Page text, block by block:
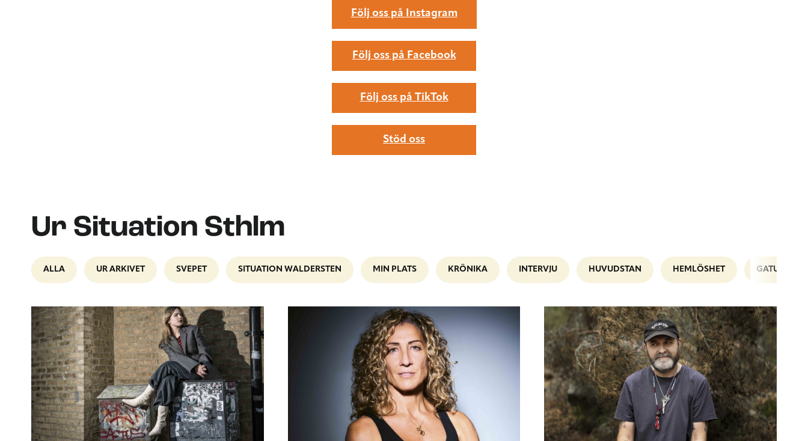
Följ oss på Instagram
Följ oss på Facebook
Följ oss på TikTok
Stöd oss
Ur Situation Sthlm
ALLA UR ARKIVET SVEPET SITUATION WALDERSTEN MIN PLATS KRÖNIKA INTERVJU HUVUDSTAN HEMLÖSHET